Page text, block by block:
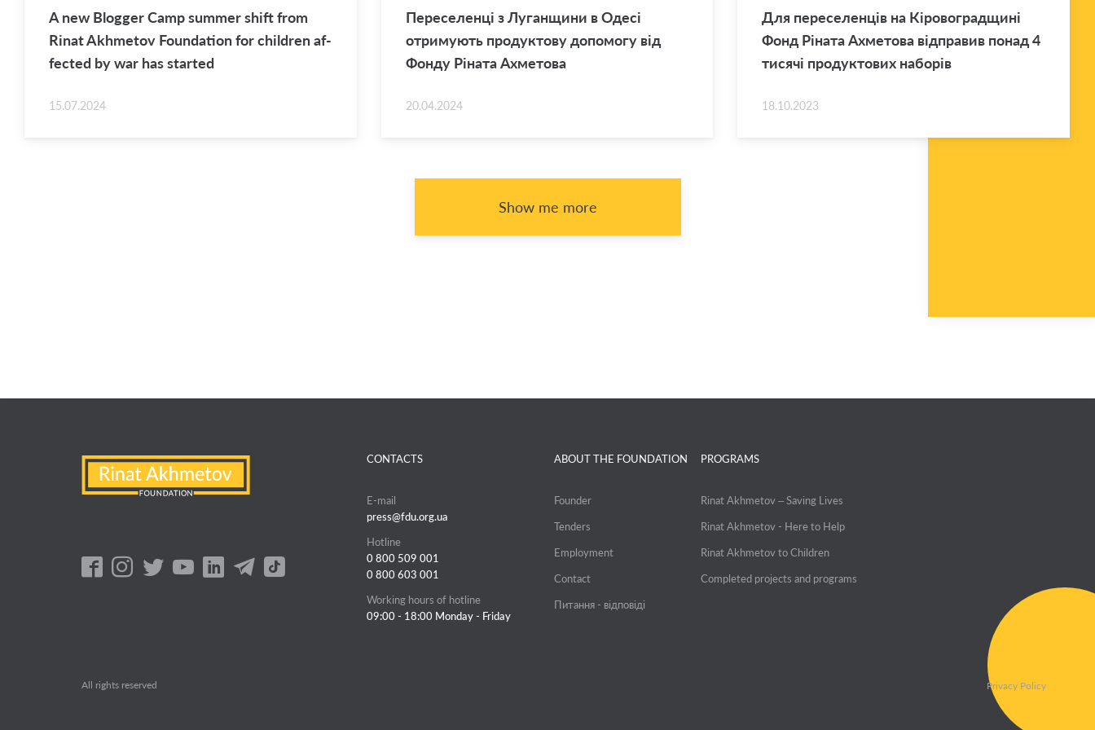
A new Blog­ger Camp sum­mer shift from
Rinat Akhme­tov Foun­da­tion for chil­dren af­
fected by war has started
15.07.2024
Переселенці з Луганщини в Одесі
отримують продуктову допомогу від
Фонду Ріната Ахметова
20.04.2024
Для переселенців на Кіровоградщині
Фонд Ріната Ахметова відправив понад 4
тисячі продуктових наборів
18.10.2023
Show me more
CONTACTS
E-mail
press@fdu.org.ua
Hotline
0 800 509 001
0 800 603 001
Working hours of hotline
09:00 - 18:00 Monday - Friday
ABOUT THE FOUNDATION
Founder
Tenders
Employment
Contact
Питання - відповіді
PROGRAMS
Rinat Akhmetov – Saving Lives
Rinat Akhmetov - Here to Help
Rinat Akhmetov to Children
Completed projects and programs
All rights reserved Privacy Policy